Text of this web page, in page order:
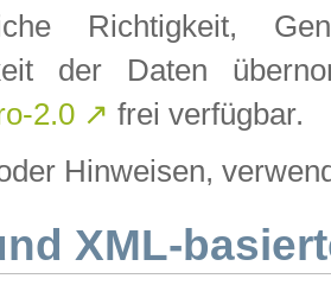
Richtigkeit,
der Daten
2.0 ↗ frei verfügbar.
Hinweisen,
XML-